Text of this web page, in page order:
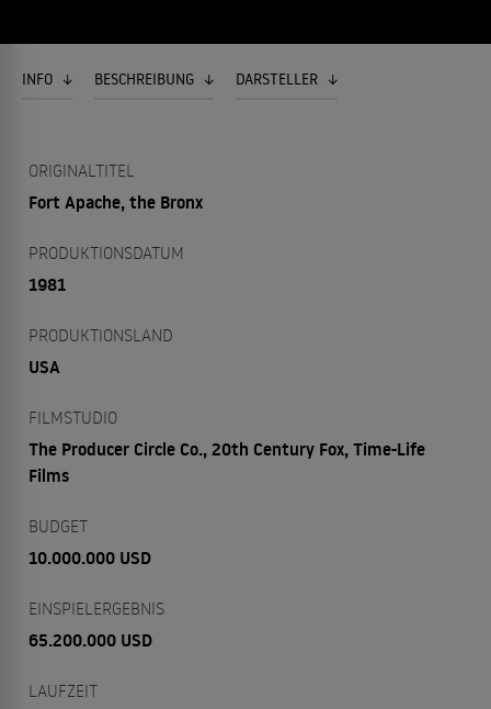
INFO BESCHREIBUNG DARSTELLER
ORIGINALTITEL
Fort Apache, the Bronx
PRODUKTIONSDATUM
1981
PRODUKTIONSLAND
USA
FILMSTUDIO
The Producer Circle Co., 20th Century Fox, Time-Life
Films
BUDGET
10.000.000 USD
EINSPIELERGEBNIS
65.200.000 USD
LAUFZEIT